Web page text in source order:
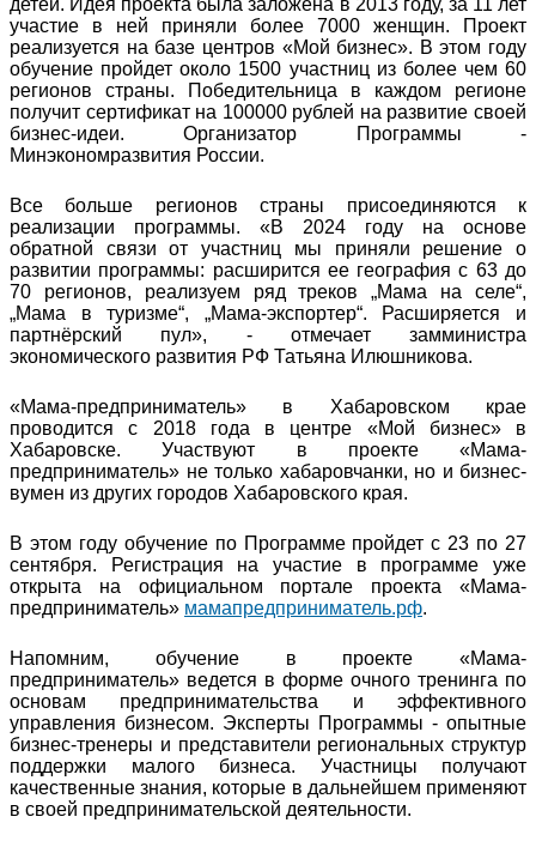
участие в ней приняли более 7000 женщин. Проект
реализуется на базе центров «Мой бизнес». В этом году
обучение пройдет около 1500 участниц из более чем 60
регионов страны. Победительница в каждом регионе
получит сертификат на 100000 рублей на развитие своей
бизнес-идеи. Организатор Программы -
Минэкономразвития России.
Все больше регионов страны присоединяются к
реализации программы. «В 2024 году на основе
обратной связи от участниц мы приняли решение о
развитии программы: расширится ее география с 63 до
70 регионов, реализуем ряд треков „Мама на селе“,
„Мама в туризме“, „Мама-экспортер“. Расширяется и
партнёрский пул», - отмечает замминистра
экономического развития РФ Татьяна Илюшникова.
«Мама-предприниматель» в Хабаровском крае
проводится с 2018 года в центре «Мой бизнес» в
Хабаровске. Участвуют в проекте «Мама-
предприниматель» не только хабаровчанки, но и бизнес-
вумен из других городов Хабаровского края.
В этом году обучение по Программе пройдет с 23 по 27
сентября. Регистрация на участие в программе уже
открыта на официальном портале проекта «Мама-
предприниматель» мамапредприниматель.рф.
Напомним, обучение в проекте «Мама-
предприниматель» ведется в форме очного тренинга по
основам предпринимательства и эффективного
управления бизнесом. Эксперты Программы - опытные
бизнес-тренеры и представители региональных структур
поддержки малого бизнеса. Участницы получают
качественные знания, которые в дальнейшем применяют
в своей предпринимательской деятельности.